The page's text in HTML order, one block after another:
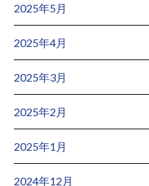
2025年5月
2025年4月
2025年3月
2025年2月
2025年1月
2024年12月